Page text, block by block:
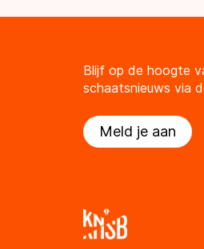
Blijf op de hoogte
schaatsnieuws via
Meld je aan